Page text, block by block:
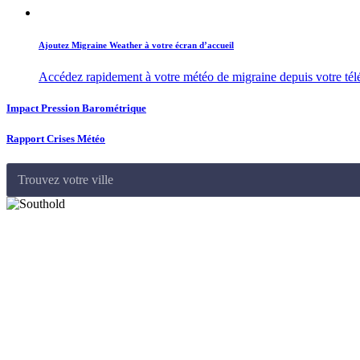
Ajoutez Migraine Weather à votre écran d’accueil
Accédez rapidement à votre météo de migraine depuis votre
Impact Pression Barométrique
Rapport Crises Météo
Trouvez votre ville